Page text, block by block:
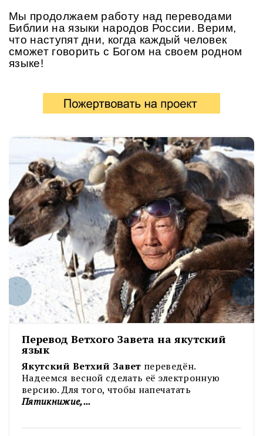
Мы продолжаем работу над переводами
Библии на языки народов России. Верим,
что наступят дни, когда каждый человек
сможет говорить с Богом на своем родном
языке!
Перевод Ветхого Завета на якутский
язык
Якутский Ветхий Завет переведён.
Надеемся весной сделать её электронную
версию. Для того, чтобы напечатать
Пятикнижие,...